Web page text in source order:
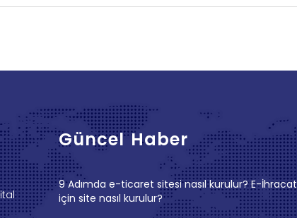
Güncel Haber
9 Adımda e-ticaret sitesi nasıl kurulur? E-İhracat
için site nasıl kurulur?